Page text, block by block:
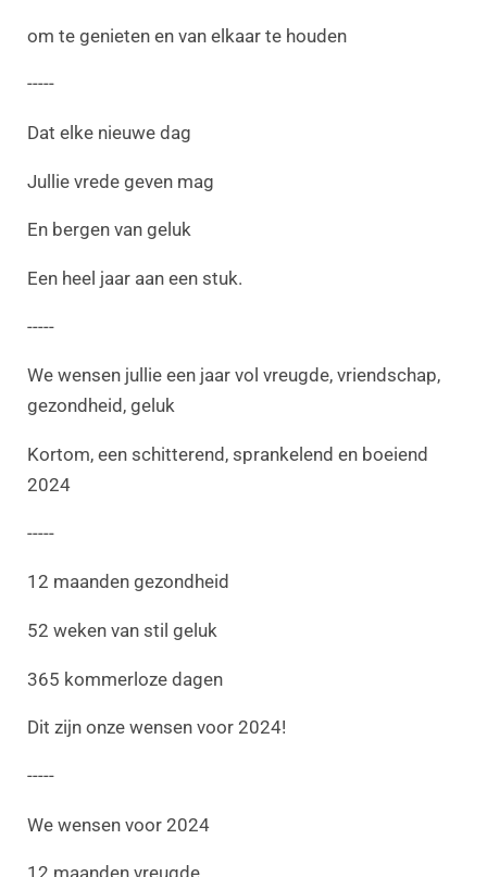
om te genieten en van elkaar te houden
-----
Dat elke nieuwe dag
Jullie vrede geven mag
En bergen van geluk
Een heel jaar aan een stuk.
-----
We wensen jullie een jaar vol vreugde, vriendschap,
gezondheid, geluk
Kortom, een schitterend, sprankelend en boeiend
2024
-----
12 maanden gezondheid
52 weken van stil geluk
365 kommerloze dagen
Dit zijn onze wensen voor 2024!
-----
We wensen voor 2024